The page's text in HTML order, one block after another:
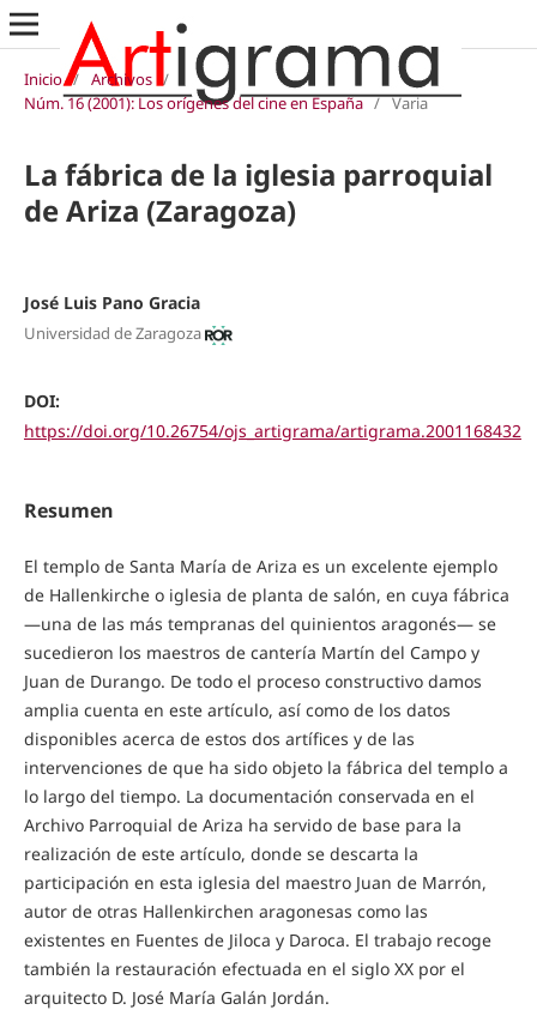
Inicio / Archivos /
Núm. 16 (2001): Los orígenes del cine en España / Varia
La fábrica de la iglesia parroquial
de Ariza (Zaragoza)
José Luis Pano Gracia
Universidad de Zaragoza
DOI:
https://doi.org/10.26754/ojs_artigrama/artigrama.2001168432
Resumen
El templo de Santa María de Ariza es un excelente ejemplo
de Hallenkirche o iglesia de planta de salón, en cuya fábrica
—una de las más tempranas del quinientos aragonés— se
sucedieron los maestros de cantería Martín del Campo y
Juan de Durango. De todo el proceso constructivo damos
amplia cuenta en este artículo, así como de los datos
disponibles acerca de estos dos artífices y de las
intervenciones de que ha sido objeto la fábrica del templo a
lo largo del tiempo. La documentación conservada en el
Archivo Parroquial de Ariza ha servido de base para la
realización de este artículo, donde se descarta la
participación en esta iglesia del maestro Juan de Marrón,
autor de otras Hallenkirchen aragonesas como las
existentes en Fuentes de Jiloca y Daroca. El trabajo recoge
también la restauración efectuada en el siglo XX por el
arquitecto D. José María Galán Jordán.